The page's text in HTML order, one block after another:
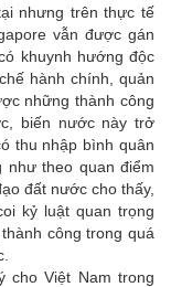
nhưng trên thực tế
vẫn được gán
khuynh hướng độc
hành chính, quản
những thành công
biến nước này trở
thu nhập bình quân
như theo quan điểm
đất nước cho thấy,
kỷ luật quan trọng
công trong quá
cho Việt Nam trong